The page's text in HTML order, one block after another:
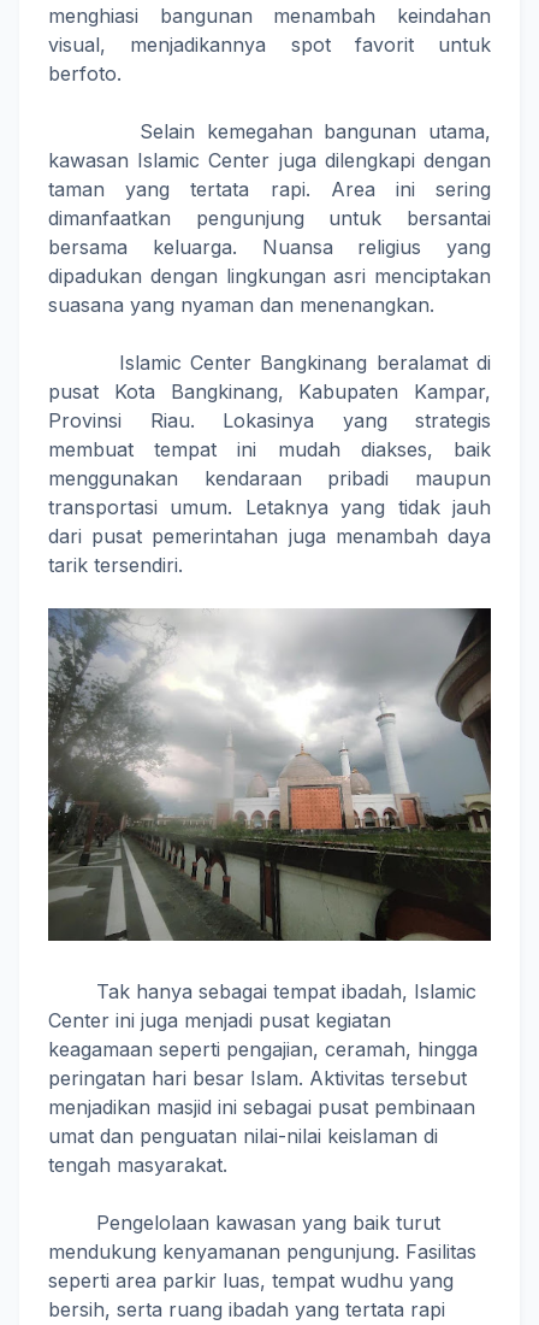
menghiasi bangunan menambah keindahan
visual, menjadikannya spot favorit untuk
berfoto.
Selain kemegahan bangunan utama,
kawasan Islamic Center juga dilengkapi dengan
taman yang tertata rapi. Area ini sering
dimanfaatkan pengunjung untuk bersantai
bersama keluarga. Nuansa religius yang
dipadukan dengan lingkungan asri menciptakan
suasana yang nyaman dan menenangkan.
Islamic Center Bangkinang beralamat di
pusat Kota Bangkinang, Kabupaten Kampar,
Provinsi Riau. Lokasinya yang strategis
membuat tempat ini mudah diakses, baik
menggunakan kendaraan pribadi maupun
transportasi umum. Letaknya yang tidak jauh
dari pusat pemerintahan juga menambah daya
tarik tersendiri.
Tak hanya sebagai tempat ibadah, Islamic
Center ini juga menjadi pusat kegiatan
keagamaan seperti pengajian, ceramah, hingga
peringatan hari besar Islam. Aktivitas tersebut
menjadikan masjid ini sebagai pusat pembinaan
umat dan penguatan nilai-nilai keislaman di
tengah masyarakat.
Pengelolaan kawasan yang baik turut
mendukung kenyamanan pengunjung. Fasilitas
seperti area parkir luas, tempat wudhu yang
bersih, serta ruang ibadah yang tertata rapi